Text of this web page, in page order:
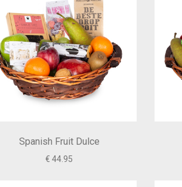
Spanish Fruit Dulce
€ 44.95